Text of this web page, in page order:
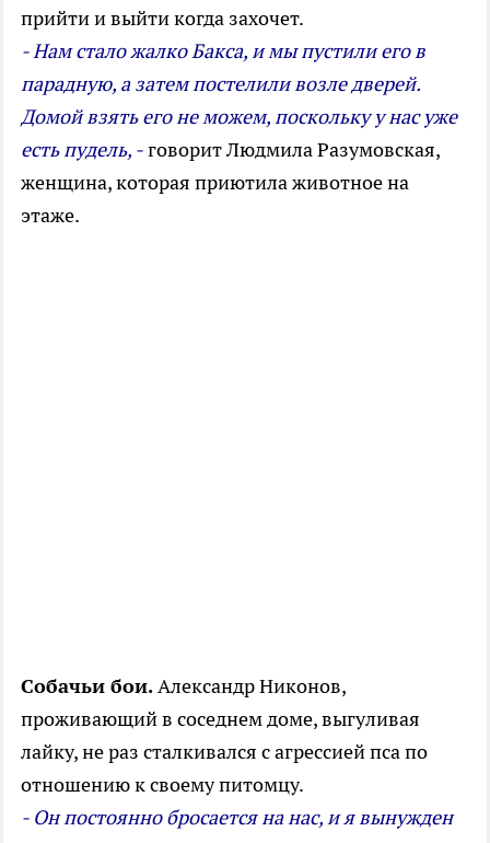
прийти и выйти когда захочет.
- Нам стало жалко Бакса, и мы пустили его в
парадную, а затем постелили возле дверей.
Домой взять его не можем, поскольку у нас уже
есть пудель, -говорит Людмила Разумовская,
женщина, которая приютила животное на
этаже.
Собачьи бои.Александр Никонов,
проживающий в соседнем доме, выгуливая
лайку, не раз сталкивался с агрессией пса по
отношению к своему питомцу.
- Он постоянно бросается на нас, и я вынужден